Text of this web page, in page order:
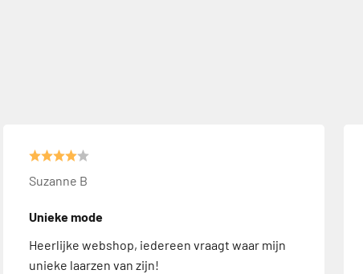
Suzanne B
Unieke mode
Heerlijke webshop, iedereen vraagt waar mijn
unieke laarzen van zijn!